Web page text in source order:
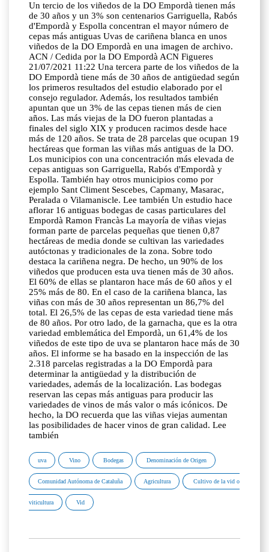
Un tercio de los viñedos de la DO Empordà tienen más
de 30 años y un 3% son centenarios Garriguella, Rabós
d'Empordà y Espolla concentran el mayor número de
cepas más antiguas Uvas de cariñena blanca en unos
viñedos de la DO Empordà en una imagen de archivo.
ACN / Cedida por la DO Empordà ACN Figueres
21/07/2021 11:22 Una tercera parte de los viñedos de la
DO Empordà tiene más de 30 años de antigüedad según
los primeros resultados del estudio elaborado por el
consejo regulador. Además, los resultados también
apuntan que un 3% de las cepas tienen más de cien
años. Las más viejas de la DO fueron plantadas a
finales del siglo XIX y producen racimos desde hace
más de 120 años. Se trata de 28 parcelas que ocupan 19
hectáreas que forman las viñas más antiguas de la DO.
Los municipios con una concentración más elevada de
cepas antiguas son Garriguella, Rabós d'Empordà y
Espolla. También hay otros municipios como por
ejemplo Sant Climent Sescebes, Capmany, Masarac,
Peralada o Vilamaniscle. Lee también Un estudio hace
aflorar 16 antiguas bodegas de casas particulares del
Empordà Ramon Francàs La mayoría de viñas viejas
forman parte de parcelas pequeñas que tienen 0,87
hectáreas de media donde se cultivan las variedades
autóctonas y tradicionales de la zona. Sobre todo
destaca la cariñena negra. De hecho, un 90% de los
viñedos que producen esta uva tienen más de 30 años.
El 60% de ellas se plantaron hace más de 60 años y el
25% más de 80. En el caso de la cariñena blanca, las
viñas con más de 30 años representan un 86,7% del
total. El 26,5% de las cepas de esta variedad tiene más
de 80 años. Por otro lado, de la garnacha, que es la otra
variedad emblemática del Empordà, un 61,4% de los
viñedos de este tipo de uva se plantaron hace más de 30
años. El informe se ha basado en la inspección de las
2.318 parcelas registradas a la DO Empordà para
determinar la antigüedad y la distribución de
variedades, además de la localización. Las bodegas
reservan las cepas más antiguas para producir las
variedades de vinos de más valor o más icónicos. De
hecho, la DO recuerda que las viñas viejas aumentan
las posibilidades de hacer vinos de gran calidad. Lee
también
uva Vino Bodegas Denominación de Origen
Comunidad Autónoma de Cataluña Agricultura Cultivo de la vid o
viticultura Vid